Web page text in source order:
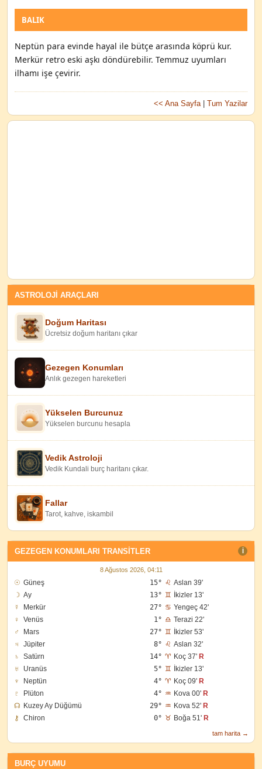
BALIK
Neptün para evinde hayal ile bütçe arasında köprü kur.
Merkür retro eski aşkı döndürebilir. Temmuz uyumları
ilhamı işe çevirir.
<< Ana Sayfa Tum Yazilar
ASTROLOJİ ARAÇLARI
Doğum Haritası
Ücretsiz doğum haritanı çıkar
Gezegen Konumları
Anlık gezegen hareketleri
Yükselen Burcunuz
Yükselen burcunu hesapla
Vedik Astroloji
Vedik Kundali burç haritanı çıkar.
Fallar
Tarot, kahve, iskambil
GEZEGEN KONUMLARI TRANSITLER
8 Ağustos 2026, 04:11
☉ Güneş 15° ♌ Aslan 39'
☽ Ay 13° ♊ İkizler 13'
☿
Merkür 27° ♋ Yengeç 42'
♀
Venüs 1° ♎ Terazi 22'
♂
Mars 27° ♊ İkizler 53'
♃
Jüpiter 8° ♌ Aslan 32'
♄
Satürn 14° ♈ Koç 37' R
♅
Uranüs 5° ♊ İkizler 13'
♆
Neptün 4° ♈ Koç 09' R
♇
Plüton 4° ♒ Kova 00' R
☊ Kuzey Ay Düğümü 29° ♒ Kova 52' R
⚷
Chiron 0° ♉ Boğa 51' R
tam harita →
BURÇ UYUMU